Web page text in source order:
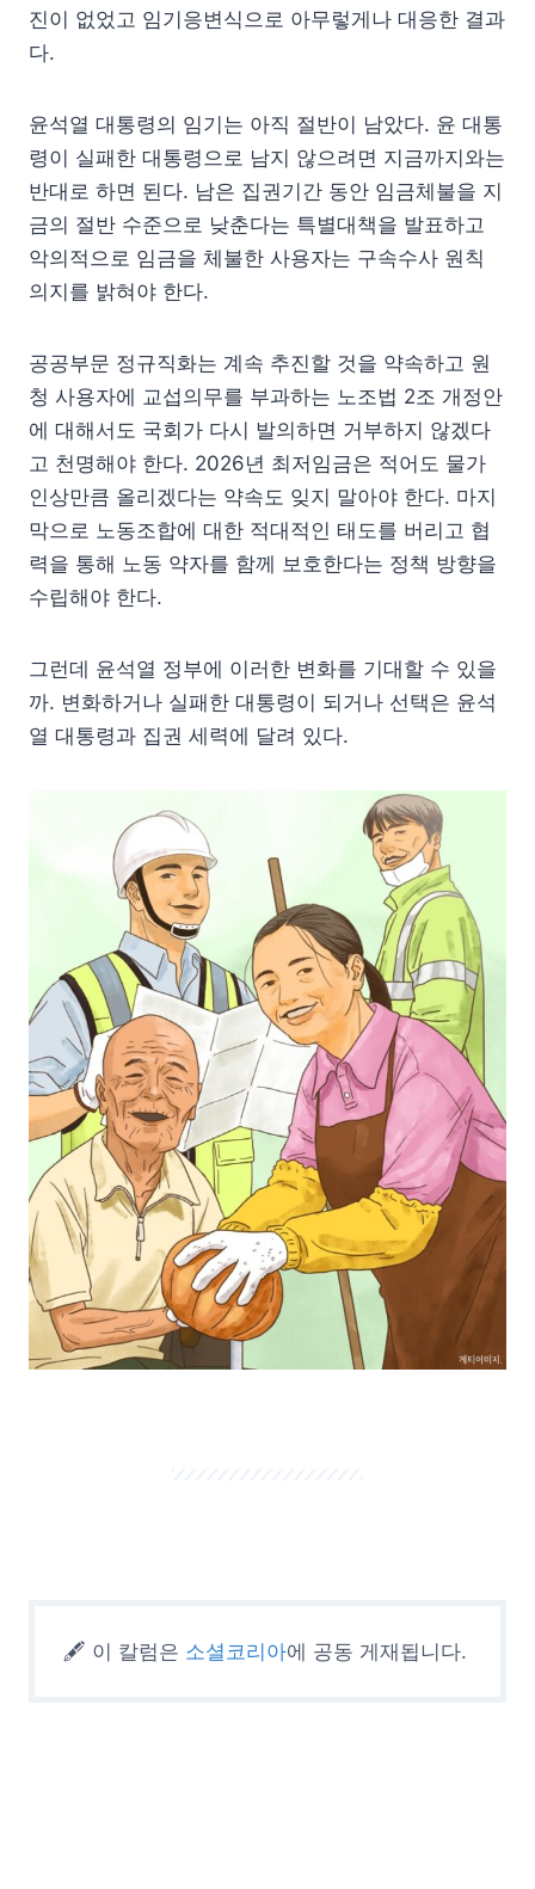
진이 없었고 임기응변식으로 아무렇게나 대응한 결과
다.
윤석열 대통령의 임기는 아직 절반이 남았다. 윤 대통
령이 실패한 대통령으로 남지 않으려면 지금까지와는
반대로 하면 된다. 남은 집권기간 동안 임금체불을 지
금의 절반 수준으로 낮춘다는 특별대책을 발표하고
악의적으로 임금을 체불한 사용자는 구속수사 원칙
의지를 밝혀야 한다.
공공부문 정규직화는 계속 추진할 것을 약속하고 원
청 사용자에 교섭의무를 부과하는 노조법 2조 개정안
에 대해서도 국회가 다시 발의하면 거부하지 않겠다
고 천명해야 한다. 2026년 최저임금은 적어도 물가
인상만큼 올리겠다는 약속도 잊지 말아야 한다. 마지
막으로 노동조합에 대한 적대적인 태도를 버리고 협
력을 통해 노동 약자를 함께 보호한다는 정책 방향을
수립해야 한다.
그런데 윤석열 정부에 이러한 변화를 기대할 수 있을
까. 변화하거나 실패한 대통령이 되거나 선택은 윤석
열 대통령과 집권 세력에 달려 있다.
🖋️ 이 칼럼은 소셜코리아에 공동 게재됩니다.